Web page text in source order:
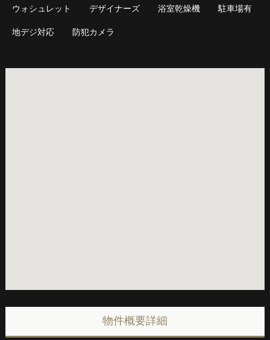
ウォシュレット デザイナーズ 浴室乾燥機 駐車場有
地デジ対応 防犯カメラ
物件概要詳細